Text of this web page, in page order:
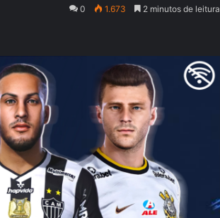
0 1.673 2 minutos de leitura